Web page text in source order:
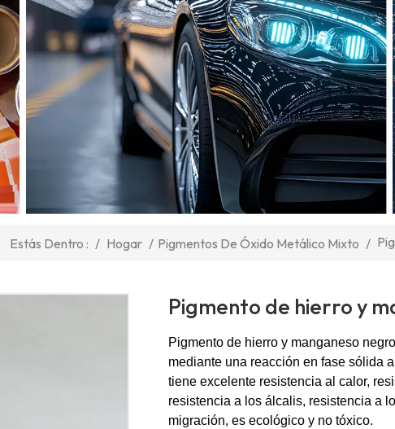
Estás Dentro : / Hogar / Pigmentos De Óxido Metálico Mixto /
Pigmento de hierro y
Pigmento de hierro y manganeso
mediante una reacción en fase sólida
tiene excelente resistencia al calor,
resistencia a los álcalis, resistencia a
migración, es ecológico y no tóxico.